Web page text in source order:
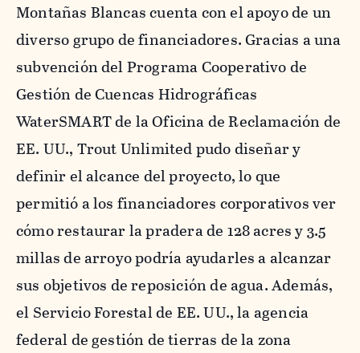
Montañas Blancas cuenta con el apoyo de un
diverso grupo de financiadores. Gracias a una
subvención del Programa Cooperativo de
Gestión de Cuencas Hidrográficas
WaterSMART de la Oficina de Reclamación de
EE. UU., Trout Unlimited pudo diseñar y
definir el alcance del proyecto, lo que
permitió a los financiadores corporativos ver
cómo restaurar la pradera de 128 acres y 3.5
millas de arroyo podría ayudarles a alcanzar
sus objetivos de reposición de agua. Además,
el Servicio Forestal de EE. UU., la agencia
federal de gestión de tierras de la zona